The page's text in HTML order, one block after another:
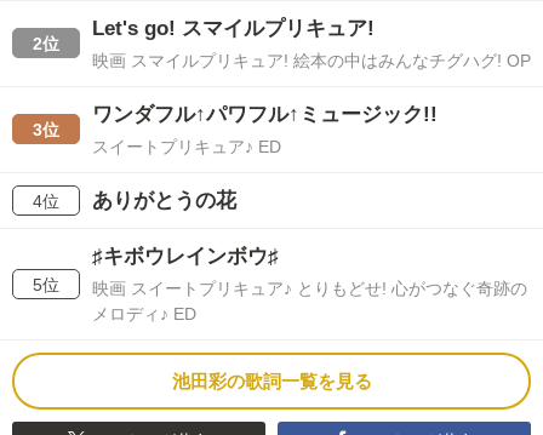
2位
Let's go! スマイルプリキュア!
映画 スマイルプリキュア! 絵本の中はみんなチグハグ! OP
3位
ワンダフル↑パワフル↑ミュージック!!
スイートプリキュア♪ ED
4位 ありがとうの花
5位
♯キボウレインボウ♯
映画 スイートプリキュア♪ とりもどせ! 心がつなぐ奇跡の
メロディ♪ ED
池田彩の歌詞一覧を見る